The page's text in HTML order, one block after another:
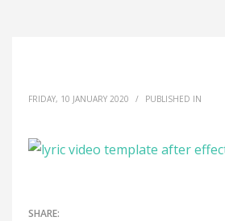
FRIDAY, 10 JANUARY 2020 / PUBLISHED IN